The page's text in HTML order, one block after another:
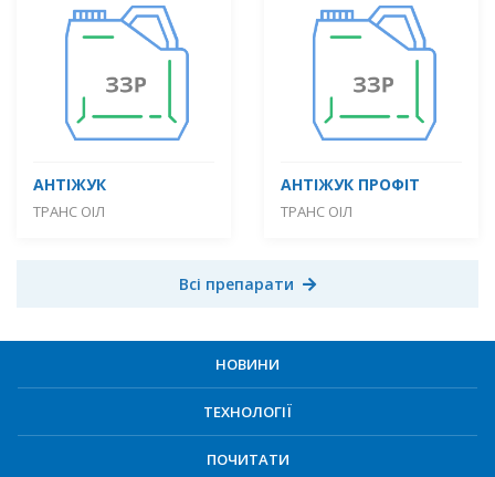
АНТІЖУК
ТРАНС ОІЛ
АНТІЖУК ПРОФІТ
ТРАНС ОІЛ
Всі препарати
НОВИНИ
ТЕХНОЛОГІЇ
ПОЧИТАТИ